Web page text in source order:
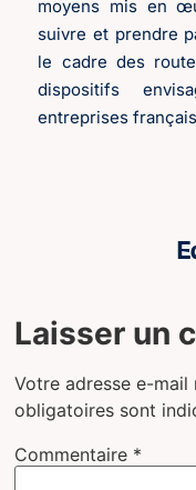
moyens mis en
suivre et prendre
le cadre des
dispositifs
entreprises
Laisser un
Votre adresse e-mail
obligatoires sont
Commentaire *